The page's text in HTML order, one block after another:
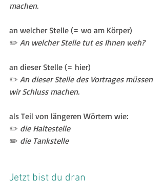
machen.
an welcher Stelle (= wo am Körper)
✏️ An welcher Stelle tut es Ihnen weh?
an dieser Stelle (= hier)
✏️ An dieser Stelle des Vortrages müssen
wir Schluss machen.
als Teil von längeren Wörtern wie:
✏️ die Haltestelle
✏️ die Tankstelle
Jetzt bist du dran